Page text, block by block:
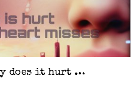
does it hurt …